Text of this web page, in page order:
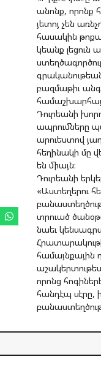
անոնք, որոնք
յետոյ չեն
հասակին
կեանք լեցուն
բազմաթիւ
Դուրեանի
ապրումները
արուեստով
հեղինակի մը
են միայն։
Դուրեանի
«Աստեղերու
տրուած
նաեւ
համայնքային
որոնց
հանդէպ սէրը,